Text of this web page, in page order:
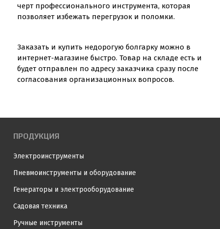
черт профессионального инструмента, которая
позволяет избежать перегрузок и поломки.
Заказать и купить недорогую болгарку можно в
интернет-магазине быстро. Товар на складе есть и
будет отправлен по адресу заказчика сразу после
согласования организационных вопросов.
ПРОДУКЦИЯ
Электроинструменты
Пневмоинструменты и оборудование
Генераторы и электрооборудование
Садовая техника
Ручные инструменты